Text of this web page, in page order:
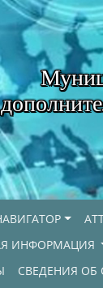
ИНФОРМАЦИЯ
СВЕДЕНИЯ